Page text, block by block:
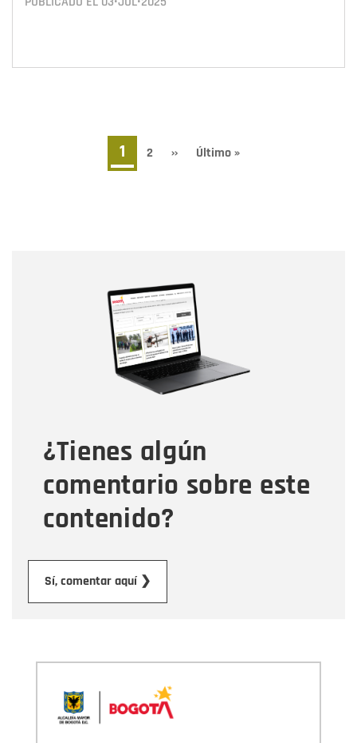
Página
actual
1 Page
2
Siguiente
››
Última
Último »
¿Tienes algún
comentario sobre este
contenido?
Sí, comentar aquí ❯
Correo electrónico
Tipo de comentario
Mensaje